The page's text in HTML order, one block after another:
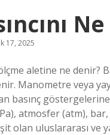
17, 2025
aletine ne denir?
Manometre veya
basınç
atmosfer (atm),
olan uluslararası ve